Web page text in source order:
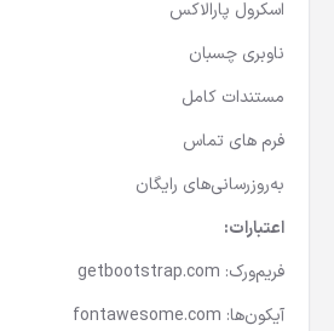
اسکرول پارالاکس
ناوبری چسبان
مستندات کامل
فرم های تماس
به‌روزرسانی‌های رایگان
اعتبارات:
فریم‌ورک: getbootstrap.com
آیکون‌ها: fontawesome.com